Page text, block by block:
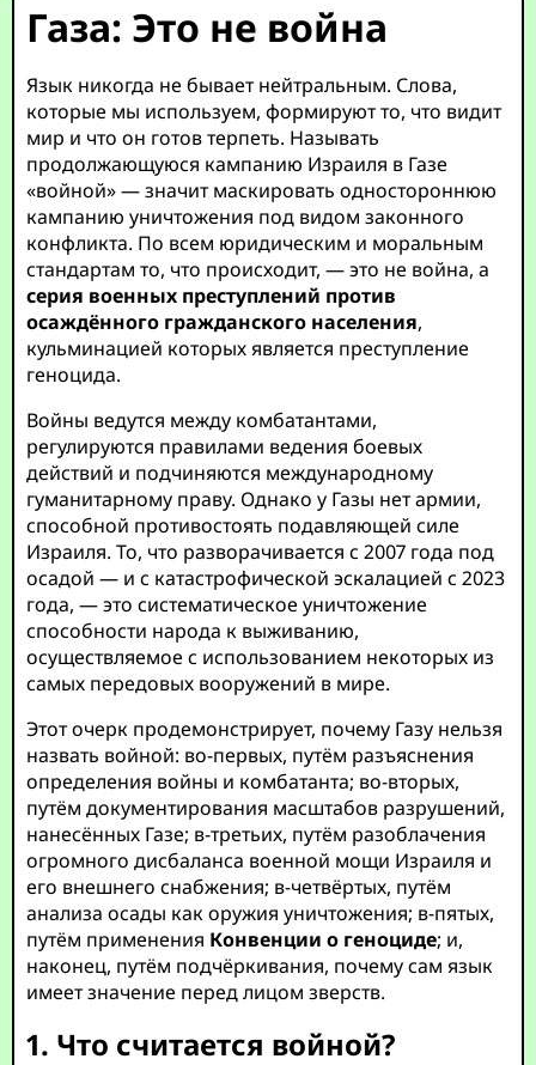
Газа: Это не война
Язык никогда не бывает нейтральным. Слова,
которые мы используем, формируют то, что видит
мир и что он готов терпеть. Называть
продолжающуюся кампанию Израиля в Газе
«войной» — значит маскировать одностороннюю
кампанию уничтожения под видом законного
конфликта. По всем юридическим и моральным
стандартам то, что происходит, — это не война, а
серия военных преступлений против
осаждённого гражданского населения,
кульминацией которых является преступление
геноцида.
Войны ведутся между комбатантами,
регулируются правилами ведения боевых
действий и подчиняются международному
гуманитарному праву. Однако у Газы нет армии,
способной противостоять подавляющей силе
Израиля. То, что разворачивается с 2007 года под
осадой — и с катастрофической эскалацией с 2023
года, — это систематическое уничтожение
способности народа к выживанию,
осуществляемое с использованием некоторых из
самых передовых вооружений в мире.
Этот очерк продемонстрирует, почему Газу нельзя
назвать войной: во-первых, путём разъяснения
определения войны и комбатанта; во-вторых,
путём документирования масштабов разрушений,
нанесённых Газе; в-третьих, путём разоблачения
огромного дисбаланса военной мощи Израиля и
его внешнего снабжения; в-четвёртых, путём
анализа осады как оружия уничтожения; в-пятых,
путём применения Конвенции о геноциде; и,
наконец, путём подчёркивания, почему сам язык
имеет значение перед лицом зверств.
1. Что считается войной?